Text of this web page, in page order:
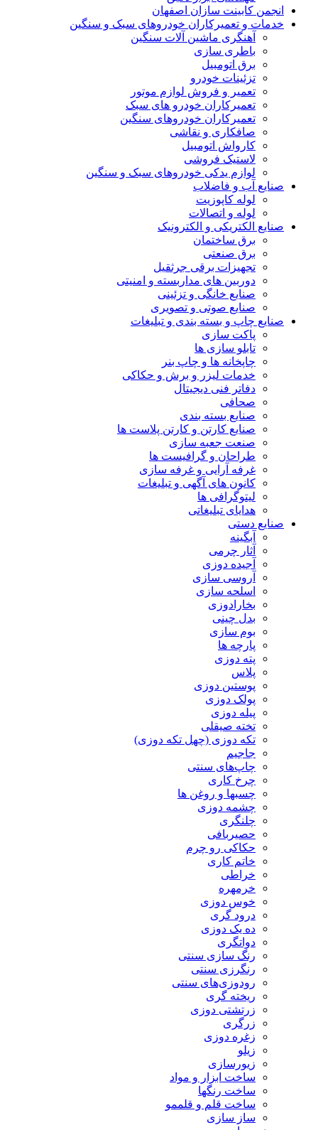
انجمن کابینت سازان اصفهان
خدمات و تعمیرکاران خودروهای سبک و سنگین
آهنگری ماشین آلات سنگین
باطری سازی
برق اتومبیل
تزئینات خودرو
تعمیر و فروش لوازم موتور
تعمیرکاران خودرو های سبک
تعمیرکاران خودروهای سنگین
صافکاری و نقاشی
کارواش اتومبیل
لاستیک فروشی
لوازم یدکی خودروهای سبک و سنگین
صنایع آب و فاضلاب
لوله کاپوزیت
لوله و اتصالات
صنایع الکتریکی و الکترونیک
برق ساختمان
برق صنعتی
تجهیزات برقی جرثقیل
دوربین های مداربسته و امنیتی
صنایع خانگی و تزئینی
صنایع صوتی و تصویری
صنایع چاپ و بسته بندی و تبلیغات
پاکت سازی
تابلو سازی ها
چاپخانه ها و چاپ بنر
خدمات لیزر و برش و حکاکی
دفاتر فنی دیجیتال
صحافی
صنایع بسته بندی
صنایع کارتن و کارتن پلاست ها
صنعت جعبه سازی
طراحان و گرافیست ها
غرفه آرایی و غرفه سازی
کانون های آگهی و تبلیغات
لیتوگرافی ها
هدایای تبلیغاتی
صنایع دستی
آبگینه
آثار چرمی
آجیده دوزی
آروسی سازی
اسلحه سازی
بخارادوزی
بدل چینی
بوم سازی
پارچه ها
پته دوزی
پلاس
پوستین دوزی
پولک دوزی
پیله دوزی
تخته صیقلی
تکه دوزی (چهل تکه دوزی)
جاجیم
چاپ‌های سنتی
چرخ کاری
چسبها و روغن ها
چشمه دوزی
چلنگری
حصیربافی
حکاکی رو چرم
خاتم کاری
خراطی
خرمهره
خوس دوزی
درود گری
ده یک دوزی
دواتگری
رنگ سازی سنتی
رنگرزی سنتی
رودوزی‌های سنتی
ریخته گری
زرتشتی دوزی
زرگری
زغره دوزی
زیلو
زیورسازی
ساخت ابزار و مواد
ساخت رنگها
ساخت قلم و قلممو
ساز سازی